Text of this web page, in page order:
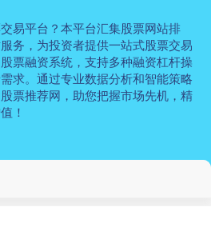
易平台？本平台汇集股票网站排
务，为投资者提供一站式股票交易
票融资系统，支持多种融资杠杆操
求。通过专业数据分析和智能策略
票推荐网，助您把握市场先机，精
！